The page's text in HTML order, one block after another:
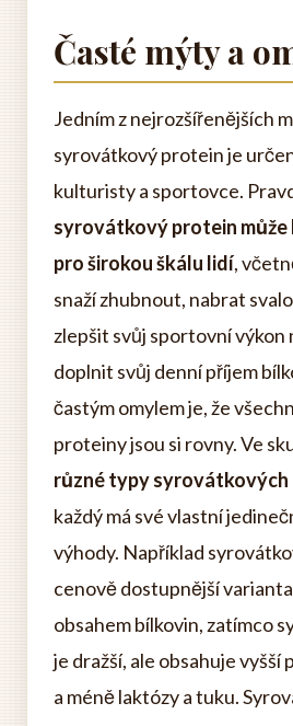
Časté mýty a
Jedním z nejrozšířenějších
syrovátkový protein je
kulturisty a sportovce.
syrovátkový protein může
pro širokou škálu lidí,
snaží zhubnout, nabrat
zlepšit svůj sportovní výkon
doplnit svůj denní příjem
častým omylem je, že
proteiny jsou si rovny. Ve
různé typy
každý má své vlastní
výhody. Například
cenově dostupnější
obsahem bílkovin, zatímco
je dražší, ale obsahuje
a méně laktózy a tuku.